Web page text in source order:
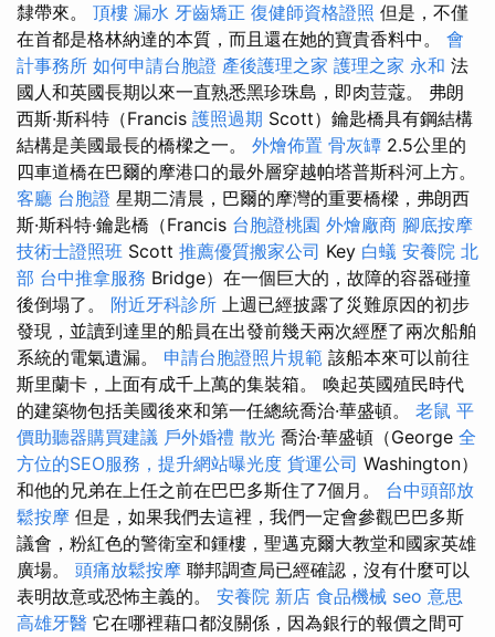
隸帶來。 頂樓 漏水 牙齒矯正 復健師資格證照 但是，不僅
在首都是格林納達的本質，而且還在她的寶貴香料中。 會
計事務所 如何申請台胞證 產後護理之家 護理之家 永和 法
國人和英國長期以來一直熟悉黑珍珠島，即肉荳蔻。 弗朗
西斯·斯科特（Francis 護照過期 Scott）鑰匙橋具有鋼結構
結構是美國最長的橋樑之一。 外燴佈置 骨灰罈 2.5公里的
四車道橋在巴爾的摩港口的最外層穿越帕塔普斯科河上方。
客廳 台胞證 星期二清晨，巴爾的摩灣的重要橋樑，弗朗西
斯·斯科特·鑰匙橋（Francis 台胞證桃園 外燴廠商 腳底按摩
技術士證照班 Scott 推薦優質搬家公司 Key 白蟻 安養院 北
部 台中推拿服務 Bridge）在一個巨大的，故障的容器碰撞
後倒塌了。 附近牙科診所 上週已經披露了災難原因的初步
發現，並讀到達里的船員在出發前幾天兩次經歷了兩次船舶
系統的電氣遺漏。 申請台胞證照片規範 該船本來可以前往
斯里蘭卡，上面有成千上萬的集裝箱。 喚起英國殖民時代
的建築物包括美國後來和第一任總統喬治·華盛頓。 老鼠 平
價助聽器購買建議 戶外婚禮 散光 喬治·華盛頓（George 全
方位的SEO服務，提升網站曝光度 貨運公司 Washington）
和他的兄弟在上任之前在巴巴多斯住了7個月。 台中頭部放
鬆按摩 但是，如果我們去這裡，我們一定會參觀巴巴多斯
議會，粉紅色的警衛室和鍾樓，聖邁克爾大教堂和國家英雄
廣場。 頭痛放鬆按摩 聯邦調查局已經確認，沒有什麼可以
表明故意或恐怖主義的。 安養院 新店 食品機械 seo 意思
高雄牙醫 它在哪裡藉口都沒關係，因為銀行的報價之間可